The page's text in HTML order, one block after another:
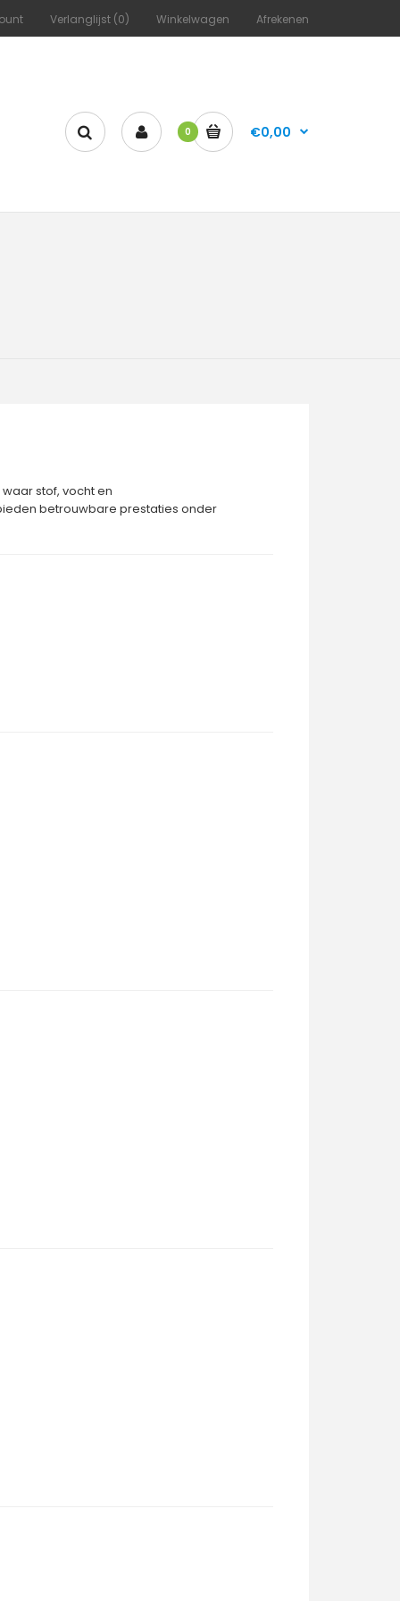
Verlanglijst (0) Winkelwagen Afrekenen
0 €0,00
stof, vocht en
betrouwbare prestaties onder